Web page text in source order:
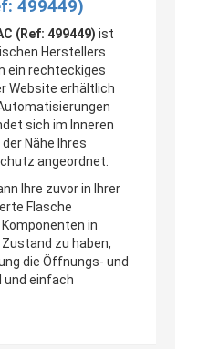
499449)
(Ref: 499449) ist
Herstellers
ein rechteckiges
Website erhältlich
sich im Inneren
Nähe Ihres
angeordnet.
Ihre zuvor in Ihrer
Flasche
in
zu haben,
die Öffnungs- und
und einfach